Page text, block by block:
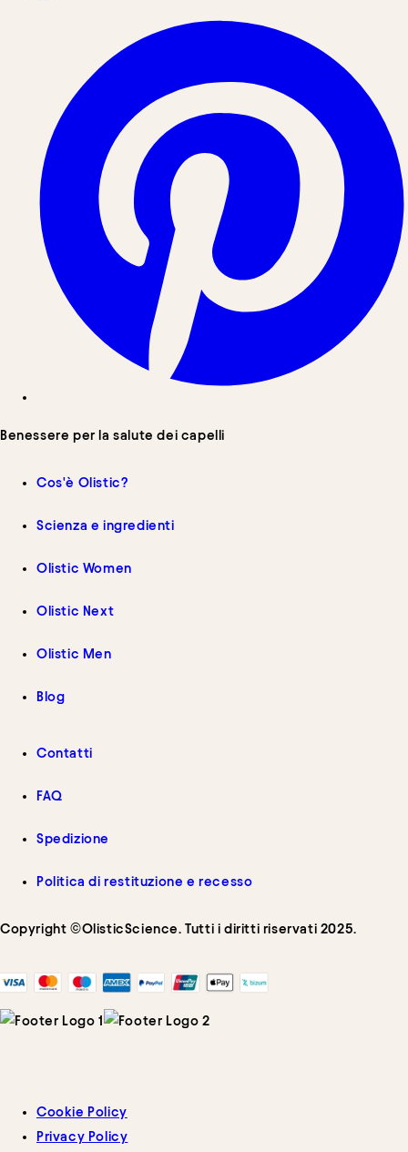
Benessere per la salute dei capelli
Cos'è Olistic?
Scienza e ingredienti
Olistic Women
Olistic Next
Olistic Men
Blog
Contatti
FAQ
Spedizione
Politica di restituzione e recesso
Copyright ©OlisticScience. Tutti i diritti riservati 2025.
Cookie Policy
Privacy Policy